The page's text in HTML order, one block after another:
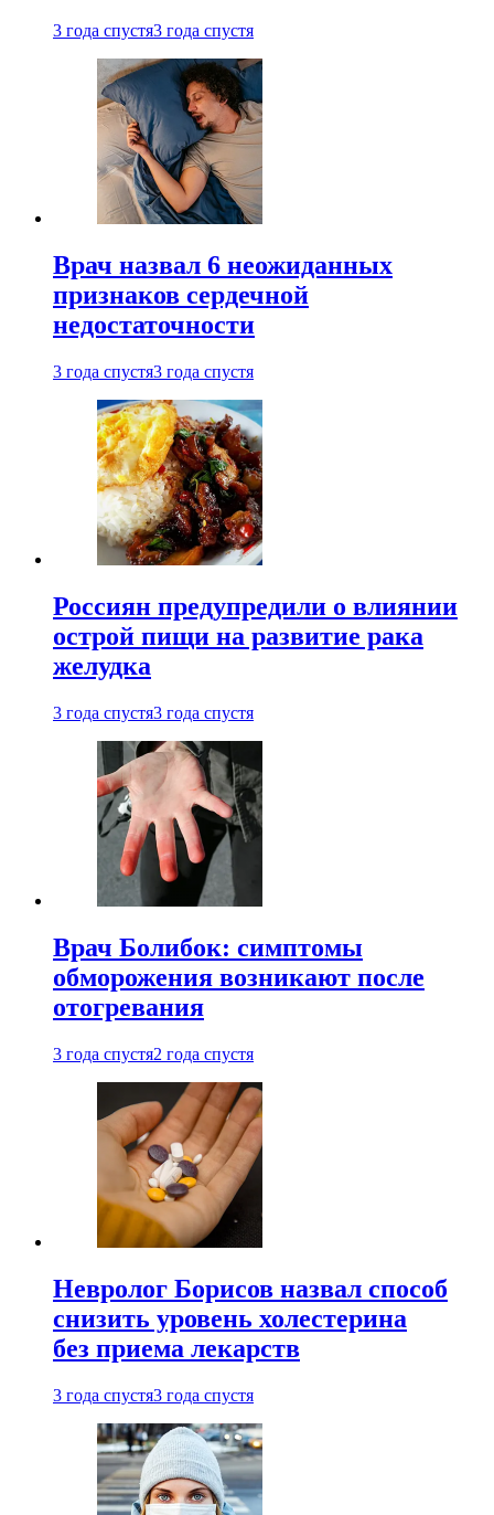
3 года спустя3 года спустя
Врач назвал 6 неожиданных
признаков сердечной
недостаточности
3 года спустя3 года спустя
Россиян предупредили о влиянии
острой пищи на развитие рака
желудка
3 года спустя3 года спустя
Врач Болибок: симптомы
обморожения возникают после
отогревания
3 года спустя2 года спустя
Невролог Борисов назвал способ
снизить уровень холестерина
без приема лекарств
3 года спустя3 года спустя